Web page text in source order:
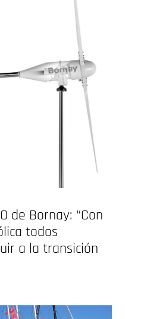
de Bornay: “Con
todos
a la transición